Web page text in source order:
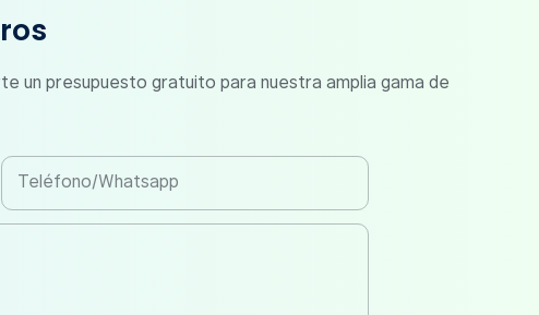
un presupuesto gratuito para nuestra amplia gama de
Teléfono/whatsapp